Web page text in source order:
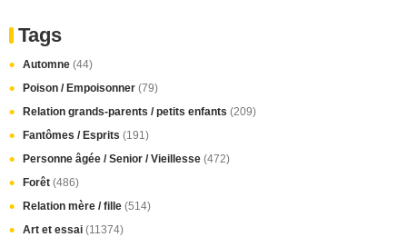
Tags
Automne (44)
Poison / Empoisonner (79)
Relation grands-parents / petits enfants (209)
Fantômes / Esprits (191)
Personne âgée / Senior / Vieillesse (472)
Forêt (486)
Relation mère / fille (514)
Art et essai (11374)